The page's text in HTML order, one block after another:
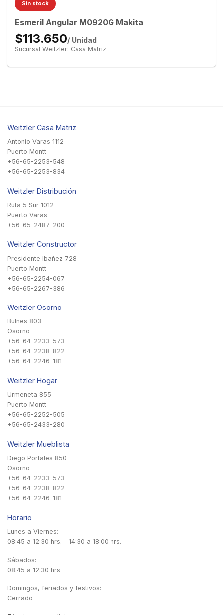
Sin stock
Esmeril Angular M0920G Makita
$113.650/ Unidad
Sucursal Weitzler: Casa Matriz
Weitzler Casa Matriz
Antonio Varas 1112
Puerto Montt
+56-65-2253-548
+56-65-2253-834
Weitzler Distribución
Ruta 5 Sur 1012
Puerto Varas
+56-65-2487-200
Weitzler Constructor
Presidente Ibañez 728
Puerto Montt
+56-65-2254-067
+56-65-2267-386
Weitzler Osorno
Bulnes 803
Osorno
+56-64-2233-573
+56-64-2238-822
+56-64-2246-181
Weitzler Hogar
Urmeneta 855
Puerto Montt
+56-65-2252-505
+56-65-2433-280
Weitzler Mueblista
Diego Portales 850
Osorno
+56-64-2233-573
+56-64-2238-822
+56-64-2246-181
Horario
Lunes a Viernes:
08:45 a 12:30 hrs. - 14:30 a 18:00 hrs.
Sábados:
08:45 a 12:30 hrs
Domingos, feriados y festivos:
Cerrado